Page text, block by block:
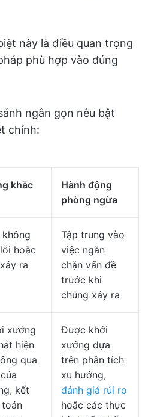
này là điều quan trọng
phù hợp vào đúng
ngắn gọn nêu bật
chính:
khắc
Hành động
phòng ngừa
hoặc
ra
Tập trung vào
việc ngăn
chặn vấn đề
trước khi
chúng xảy ra
xướng
hiện
qua
kết
Được khởi
xướng dựa
trên phân tích
xu hướng,
đánh giá rủi ro
hoặc các thực